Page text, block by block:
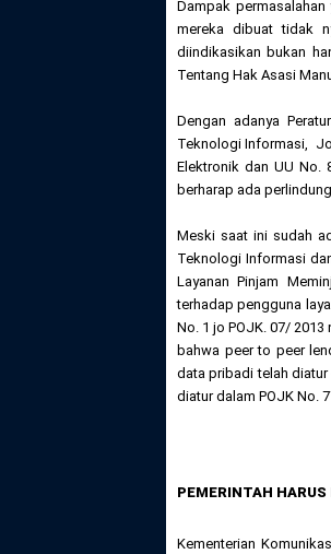
Dampak
mereka dibuat tidak
diindikasikan bukan
Tentang Hak Asasi
Dengan adanya
Teknologi Informasi, Jo
Elektronik dan UU No.
berharap ada
Meski saat ini sudah
Teknologi Informasi
Layanan Pinjam
terhadap pengguna
No. 1 jo POJK. 07/
bahwa peer to peer
data pribadi telah diatur
diatur dalam POJK No.
PEMERINTAH
Kementerian